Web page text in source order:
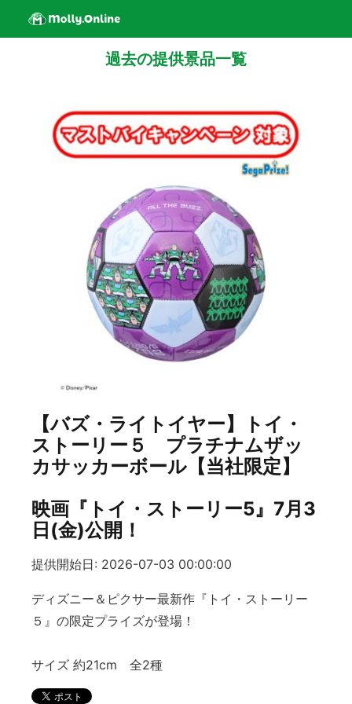
過去の提供景品一覧
【バズ・ライトイヤー】トイ・
ストーリー５ プラチナムザッ
カサッカーボール【当社限定】
映画『トイ・ストーリー5』7月3
日(金)公開！
提供開始日: 2026-07-03 00:00:00
ディズニー＆ピクサー最新作『トイ・ストーリー
５』の限定プライズが登場！
サイズ 約21cm 全2種